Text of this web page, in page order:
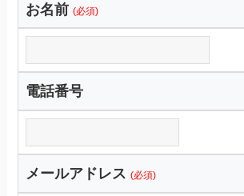
お名前 (必須)
電話番号
メールアドレス (必須)